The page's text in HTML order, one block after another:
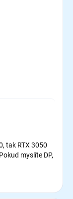
tak RTX 3050
myslíte DP,